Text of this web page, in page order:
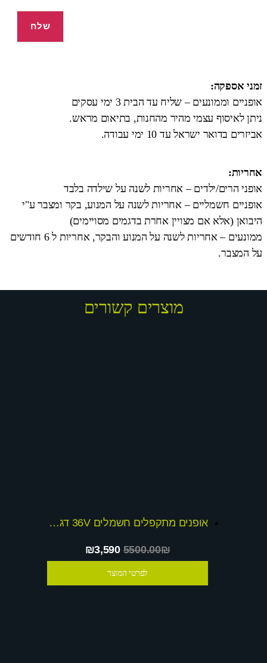
זמני אספקה:
אופניים וממונעים – שליח עד הבית 3 ימי עסקים
ניתן לאיסוף עצמי מהיר מהחנות, בתיאום מראש.
אביזרים בדואר ישראל עד 10 ימי עבודה.
אחריות:
אופני הרים/ילדים – אחריות לשנה על שילדה בלבד
אופניים חשמליים – אחריות לשנה על המנוע, בקר ומצבר ע"י
היבואן (אלא אם מצויין אחרת בדגמים מסויימים)
ממונעים – אחריות לשנה על המנוע והבקר, אחריות ל 6 חודשים
על המצבר.
מוצרים קשורים
אופנים מתקפלים חשמלים 36V דגם 2020 כולל תוספות
₪3,5905500.00₪
לפרטי המוצר